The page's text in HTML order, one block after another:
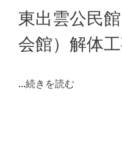
東出雲公民
会館）解体
...続きを読む